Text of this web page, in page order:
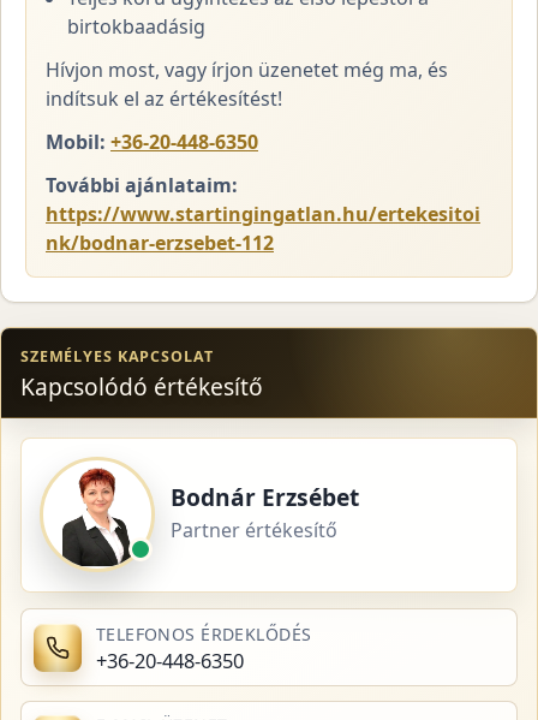
birtokbaadásig
Hívjon most, vagy írjon üzenetet még ma, és
indítsuk el az értékesítést!
Mobil: +36-20-448-6350
További ajánlataim:
https://www.startingingatlan.hu/ertekesitoi
nk/bodnar-erzsebet-112
SZEMÉLYES KAPCSOLAT
Kapcsolódó értékesítő
Bodnár Erzsébet
Partner értékesítő
TELEFONOS ÉRDEKLŐDÉS
+36-20-448-6350